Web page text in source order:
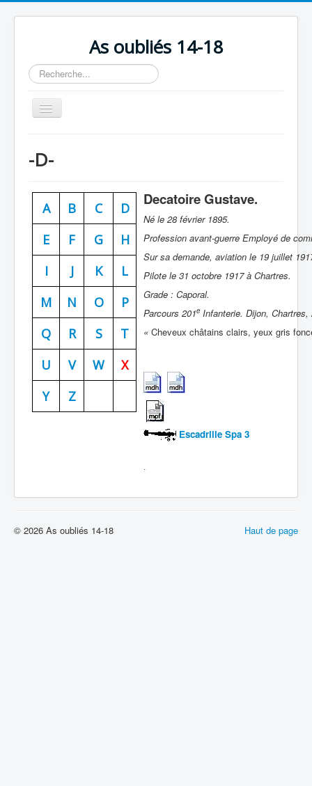
As oubliés 14-18
Rechercher
Basculer
la
Chronologie
Escadrilles
Organisation
Avions
Formation
Doctrines
Batailles
Cahiers des As
-D-
A B C
D
E
F G
H
I
J K
L
M
N O
P
Q
R S
T
U
V W
X
Y
Z
Decatoire Gustave.
Né le 28 février 1895.
Profession avant-guerre Employé de
Sur sa demande, aviation le 19 juillet
Pilote le 31 octobre 1917 à Chartres.
Grade : Caporal.
Parcours 201e Infanterie. Dijon,
« Cheveux châtains clairs, yeux gris
Escadrille Spa 3
.
Haut de page
© 2026 As oubliés 14-18